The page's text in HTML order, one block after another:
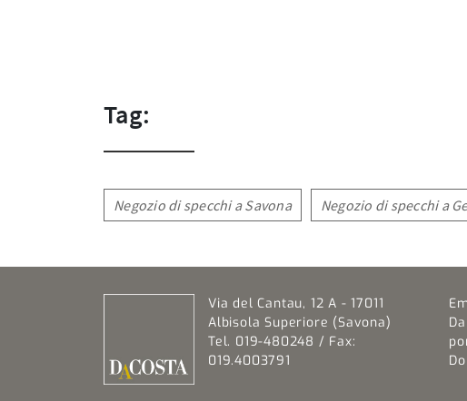
Tag:
Negozio di specchi a Savona Negozio di specchi a
Via del Cantau, 12 A - 17011
Albisola Superiore (Savona)
Tel. 019-480248 / Fax:
019.4003791